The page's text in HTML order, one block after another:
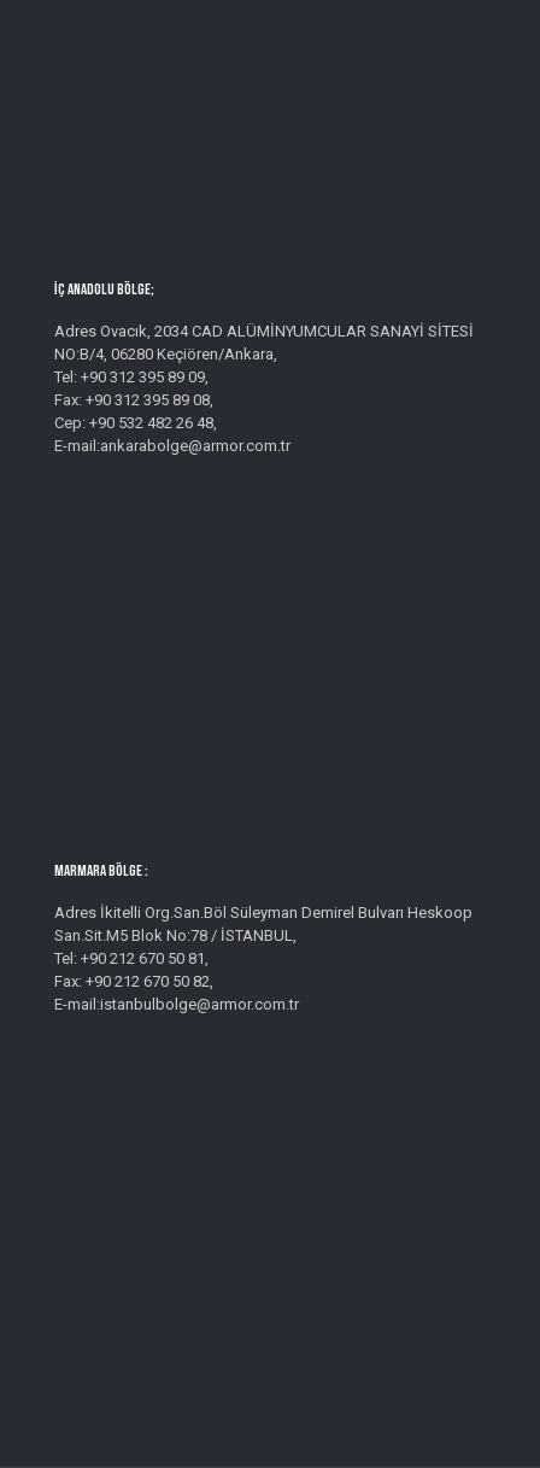
İç Anadolu Bölge;
Adres Ovacık, 2034 CAD ALÜMİNYUMCULAR SANAYİ SİTESİ
NO:B/4, 06280 Keçiören/Ankara,
Tel: +90 312 395 89 09,
Fax: +90 312 395 89 08,
Cep: +90 532 482 26 48,
E-mail:ankarabolge@armor.com.tr
MARMARA BÖLGE :
Adres İkitelli Org.San.Böl Süleyman Demirel Bulvarı Heskoop
San.Sit.M5 Blok No:78 / İSTANBUL,
Tel: +90 212 670 50 81,
Fax: +90 212 670 50 82,
E-mail:istanbulbolge@armor.com.tr